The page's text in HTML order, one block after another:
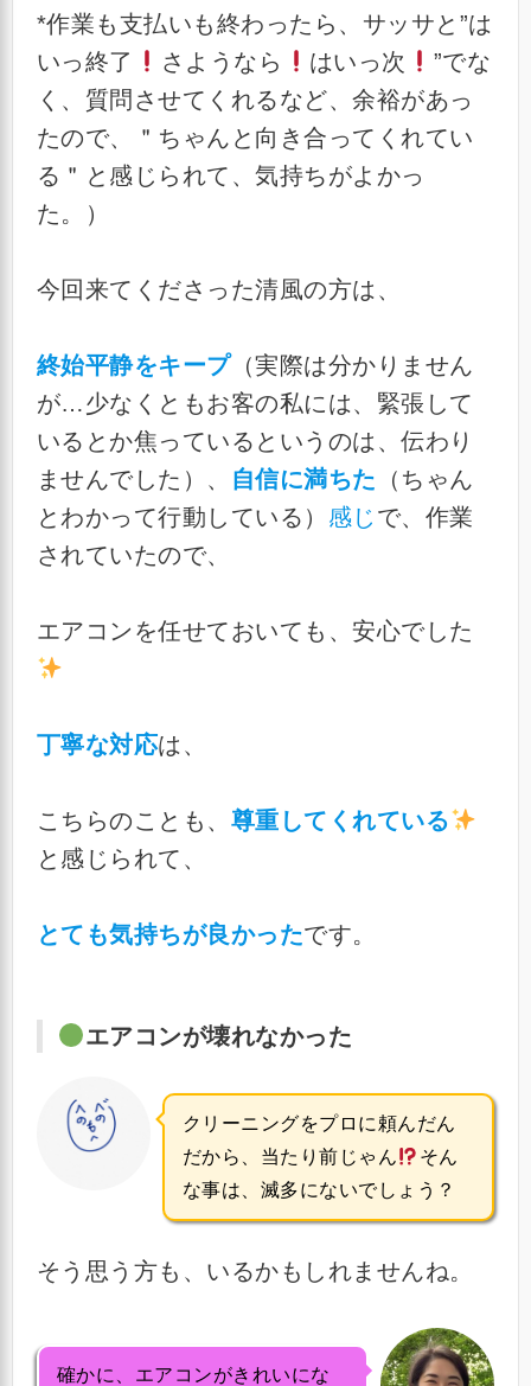
*作業も支払いも終わったら、サッサと”は
いっ終了
さようなら はいっ次
”でな
く、質問させてくれるなど、余裕があっ
たので、＂ちゃんと向き合ってくれてい
る＂と感じられて、気持ちがよかっ
た。）
今回来てくださった清風の方は、
終始平静をキープ（実際は分かりません
が…少なくともお客の私には、緊張して
いるとか焦っているというのは、伝わり
ませんでした）、 自信に満ちた （ちゃん
とわかって行動している） 感じ で、作業
されていたので、
エアコンを任せておいても、安心でした
丁寧な対応は、
こちらのことも、 尊重してくれている
と感じられて、
とても気持ちが良かったです。
エアコンが壊れなかった
クリーニングをプロに頼んだん
だから、当たり前じゃん
そん
な事は、滅多にないでしょう？
そう思う方も、いるかもしれませんね。
確かに、エアコンがきれいにな